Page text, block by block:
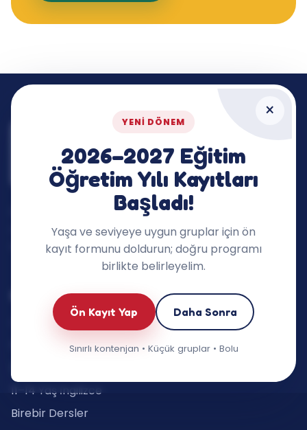
×
YENI DÖNEM
2026–2027 Eğitim
Öğretim Yılı Kayıtları
Başladı!
Yaşa ve seviyeye uygun gruplar için ön
kayıt formunu doldurun; doğru programı
birlikte belirleyelim.
Ön Kayıt Yap Daha Sonra
Sınırlı kontenjan • Küçük gruplar • Bolu
İngilizceyi dersin dışına taşıyan, çocukların
merakını ve konuşma cesaretini destekleyen
öğrenme ekosistemi.
Eğitimlerimiz
Oyun Grupları (3–5 yaş)
6–7 Yaş İngilizce
11–14 Yaş İngilizce
Birebir Dersler